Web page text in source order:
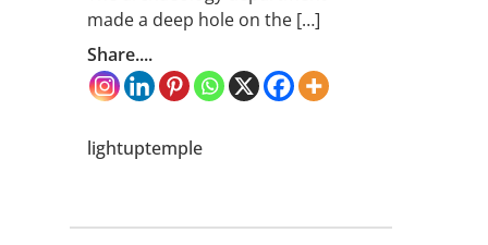
made a deep hole on the […]
Share....
lightuptemple